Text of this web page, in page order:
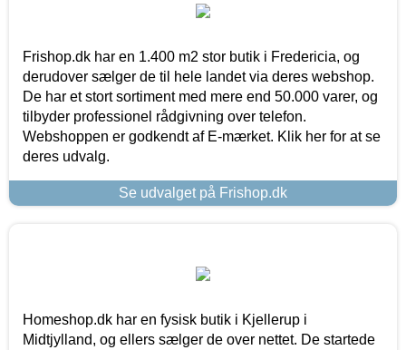
Frishop.dk har en 1.400 m2 stor butik i Fredericia, og
derudover sælger de til hele landet via deres webshop.
De har et stort sortiment med mere end 50.000 varer, og
tilbyder professionel rådgivning over telefon.
Webshoppen er godkendt af E-mærket. Klik her for at se
deres udvalg.
Se udvalget på Frishop.dk
Homeshop.dk har en fysisk butik i Kjellerup i
Midtjylland, og ellers sælger de over nettet. De startede